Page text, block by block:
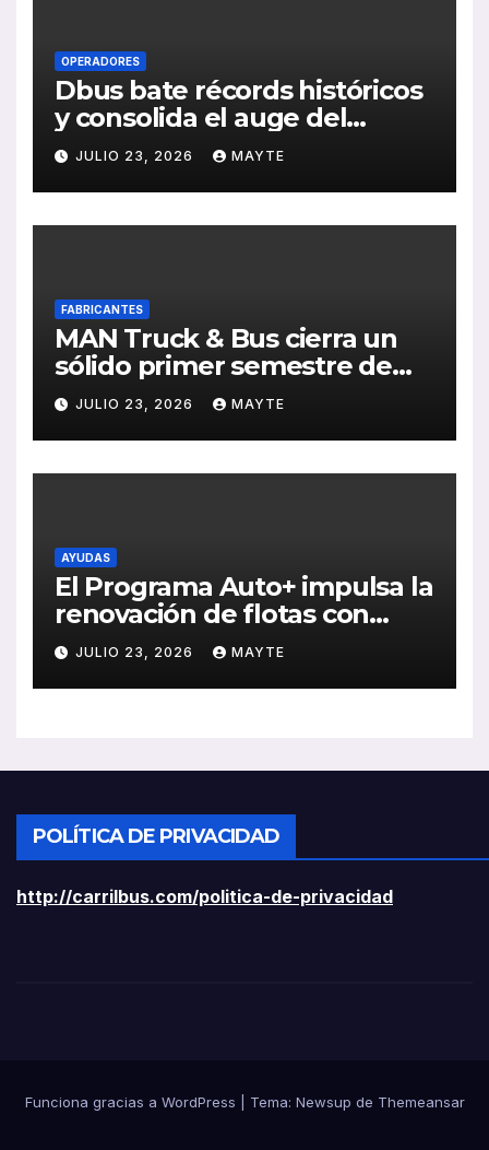
OPERADORES
Dbus bate récords históricos
y consolida el auge del
transporte público en San
Sebastián
JULIO 23, 2026 MAYTE
FABRICANTES
MAN Truck & Bus cierra un
sólido primer semestre de
2026 con crecimiento en
ventas, pedidos y
rentabilidad
JULIO 23, 2026 MAYTE
AYUDAS
El Programa Auto+ impulsa la
renovación de flotas con
ayudas a vehículos eléctricos
ligeros
JULIO 23, 2026 MAYTE
POLÍTICA DE PRIVACIDAD
http://carrilbus.com/politica-de-privacidad
Funciona gracias a WordPress Tema: Newsup de Themeansar